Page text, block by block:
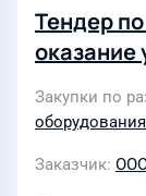
Тендер
оказание
Закупки по
оборудования
Заказчик